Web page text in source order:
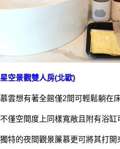
星空景觀雙人房(北歐)
慕雲想有著全館僅2間可輕鬆躺在
不僅空間度上同樣寬敞且附有浴缸
獨特的夜間觀景簾慕更可將其打開